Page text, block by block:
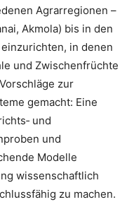
Agrarregionen –
Akmola) bis in den
in denen
und Zwischenfrüchte
zur
gemacht: Eine
und
und
Modelle
wissenschaftlich
zu machen.